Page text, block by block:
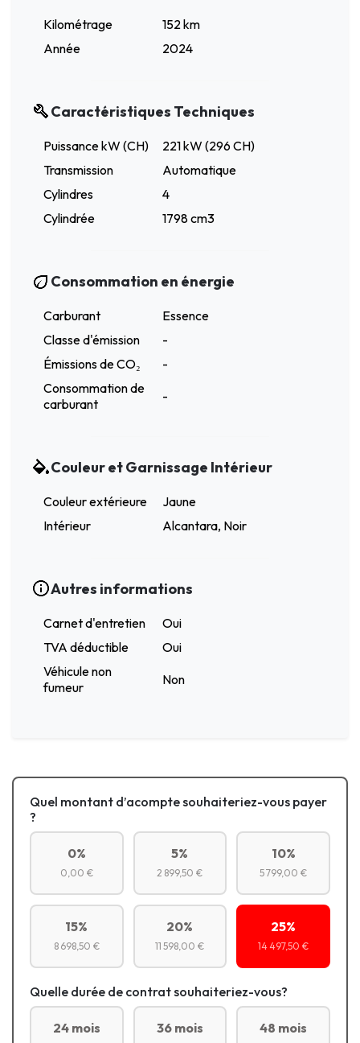
Kilométrage
152 km
Année
2024
Caractéristiques Techniques
Puissance kW (CH)
221 kW (296 CH)
Transmission
Automatique
Cylindres
4
Cylindrée
1798 cm3
Consommation en énergie
Carburant
Essence
Classe d'émission
-
Émissions de CO₂
-
Consommation de
carburant
-
Couleur et Garnissage Intérieur
Couleur extérieure
Jaune
Intérieur
Alcantara, Noir
Autres informations
Carnet d'entretien
Oui
TVA déductible
Oui
Véhicule non
fumeur
Non
Quel montant d’acompte souhaiteriez-vous payer
?
0%
0,00 €
5%
2 899,50 €
10%
5 799,00 €
15%
8 698,50 €
20%
11 598,00 €
25%
14 497,50 €
Quelle durée de contrat souhaiteriez-vous?
24 mois 36 mois 48 mois